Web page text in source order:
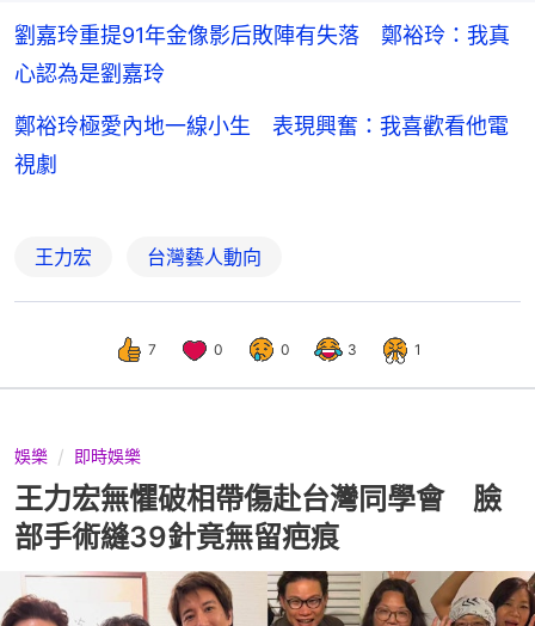
劉嘉玲重提91年金像影后敗陣有失落 鄭裕玲：我真
心認為是劉嘉玲
鄭裕玲極愛內地一線小生 表現興奮：我喜歡看他電
視劇
王力宏 台灣藝人動向
7 0 0 3 1
娛樂 即時娛樂
王力宏無懼破相帶傷赴台灣同學會 臉
部手術縫39針竟無留疤痕